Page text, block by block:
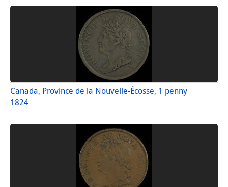
Canada, Province de la Nouvelle-Écosse, 1 penny
1824